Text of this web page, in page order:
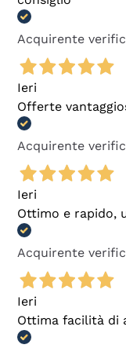
Acquirente
Ieri
Offerte
Acquirente
Ieri
Ottimo e rapido,
Acquirente
Ieri
Ottima facilità di